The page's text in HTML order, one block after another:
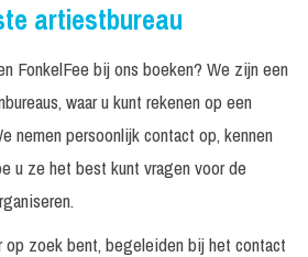
artiestbureau
FonkelFee bij ons boeken? We zijn een
waar u kunt rekenen op een
nemen persoonlijk contact op, kennen
u ze het best kunt vragen voor de
op zoek bent, begeleiden bij het contact